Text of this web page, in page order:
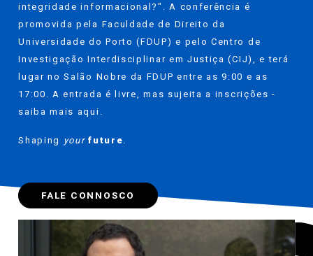
integridade informacional?". A conferência é
promovida pela Faculdade de Direito da
Universidade do Porto (FDUP) e pelo Centro de
Investigação Interdisciplinar em Justiça (CIJ), e terá
lugar no Salão Nobre da FDUP entre as 9:00 e as
17:00. A entrada é livre, mas sujeita a inscrições -
saiba mais aqui
Shaping yourfuture
FALE CONNOSCO